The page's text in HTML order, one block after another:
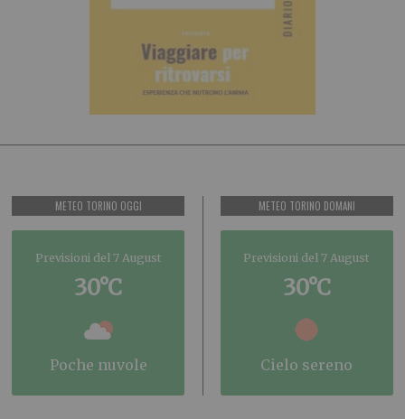
METEO TORINO OGGI
Previsioni del 7 August
30°C
poche nuvole
METEO TORINO DOMANI
Previsioni del 7 August
30°C
cielo sereno